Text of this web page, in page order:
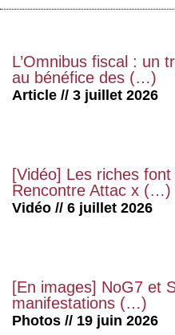
L’Omnibus fiscal : un
au bénéfice des (…)
Article // 3 juillet 2026
[Vidéo] Les riches
Rencontre Attac x (…)
Vidéo // 6 juillet 2026
[En images] NoG7 et
manifestations (…)
Photos // 19 juin 2026